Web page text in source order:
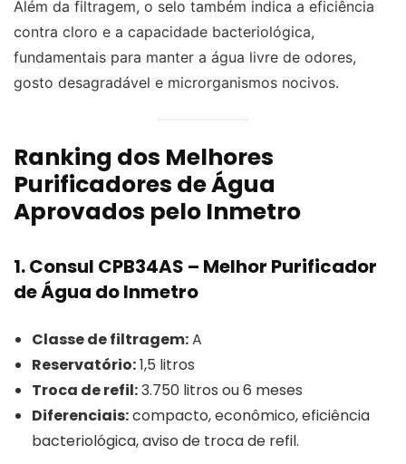
Além da filtragem, o selo também indica a eficiência
contra cloro e a capacidade bacteriológica,
fundamentais para manter a água livre de odores,
gosto desagradável e microrganismos nocivos.
Ranking dos Melhores
Purificadores de Água
Aprovados pelo Inmetro
1. Consul CPB34AS – Melhor Purificador
de Água do Inmetro
Classe de filtragem:A
Reservatório:1,5 litros
Troca de refil:3.750 litros ou 6 meses
Diferenciais:compacto, econômico, eficiência
bacteriológica, aviso de troca de refil.